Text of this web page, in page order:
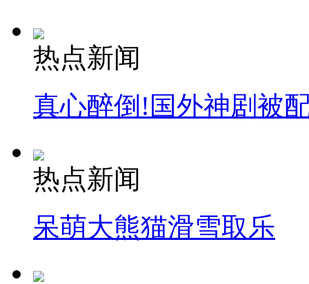
热点新闻
真心醉倒!国外神剧被
热点新闻
呆萌大熊猫滑雪取乐